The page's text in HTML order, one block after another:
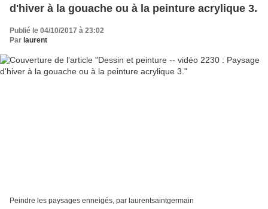
d'hiver à la gouache ou à la peinture acrylique 3.
Publié le 04/10/2017 à 23:02
Par laurent
Peindre les paysages enneigés, par laurentsaintgermain